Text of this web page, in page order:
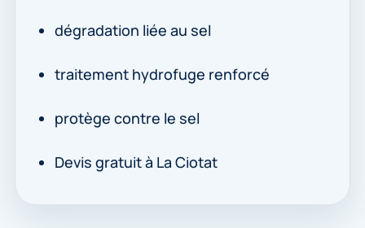
dégradation liée au sel
traitement hydrofuge renforcé
protège contre le sel
Devis gratuit à La Ciotat